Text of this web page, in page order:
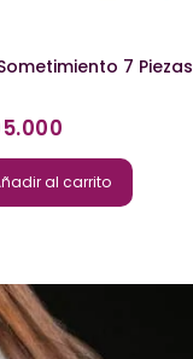
7 Piezas
al carrito